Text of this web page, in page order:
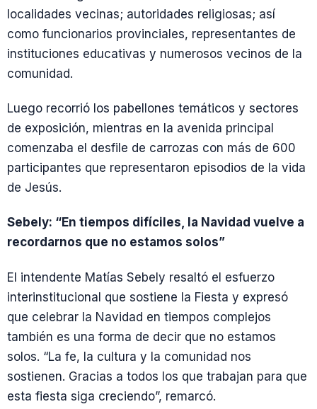
localidades vecinas; autoridades religiosas; así
como funcionarios provinciales, representantes de
instituciones educativas y numerosos vecinos de la
comunidad.
Luego recorrió los pabellones temáticos y sectores
de exposición, mientras en la avenida principal
comenzaba el desfile de carrozas con más de 600
participantes que representaron episodios de la vida
de Jesús.
Sebely: “En tiempos difíciles, la Navidad vuelve a
recordarnos que no estamos solos”
El intendente Matías Sebely resaltó el esfuerzo
interinstitucional que sostiene la Fiesta y expresó
que celebrar la Navidad en tiempos complejos
también es una forma de decir que no estamos
solos. “La fe, la cultura y la comunidad nos
sostienen. Gracias a todos los que trabajan para que
esta fiesta siga creciendo”, remarcó.